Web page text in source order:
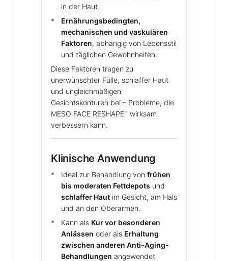
in der Haut.
Ernährungsbedingten,
mechanischen und vaskulären
Faktoren, abhängig von Lebensstil
und täglichen Gewohnheiten.
Diese Faktoren tragen zu
unerwünschter Fülle, schlaffer Haut
und ungleichmäßigen
Gesichtskonturen bei – Probleme, die
MESO FACE RESHAPE+ wirksam
verbessern kann.
Klinische Anwendung
Ideal zur Behandlung von frühen
bis moderaten Fettdepots und
schlaffer Haut im Gesicht, am Hals
und an den Oberarmen.
Kann als Kur vor besonderen
Anlässen oder als Erhaltung
zwischen anderen Anti-Aging-
Behandlungen angewendet